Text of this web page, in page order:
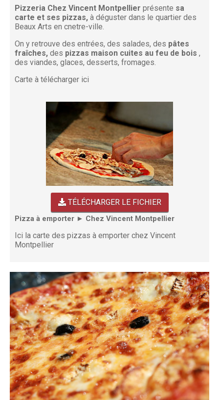
Pizzeria Chez Vincent Montpellier présente sa
carte et ses pizzas, à déguster dans le quartier des
Beaux Arts en cnetre-ville.
On y retrouve des entrées, des salades, des pâtes
fraîches, des pizzas maison cuites au feu de bois ,
des viandes, glaces, desserts, fromages.
Carte à télécharger ici
TÉLÉCHARGER LE FICHIER
Pizza à emporter ► Chez Vincent Montpellier
Ici la carte des pizzas à emporter chez Vincent
Montpellier